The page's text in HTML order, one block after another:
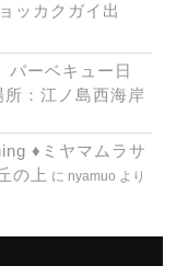
ッカクガイ出
ーベキュー日
：江ノ島西海岸
♦ミヤマムラサ
の上 に nyamuo より